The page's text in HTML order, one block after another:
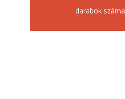
darabok száma